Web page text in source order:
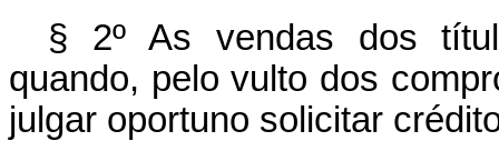
§ 2º As vendas dos
quando, pelo vulto dos
julgar oportuno solicitar